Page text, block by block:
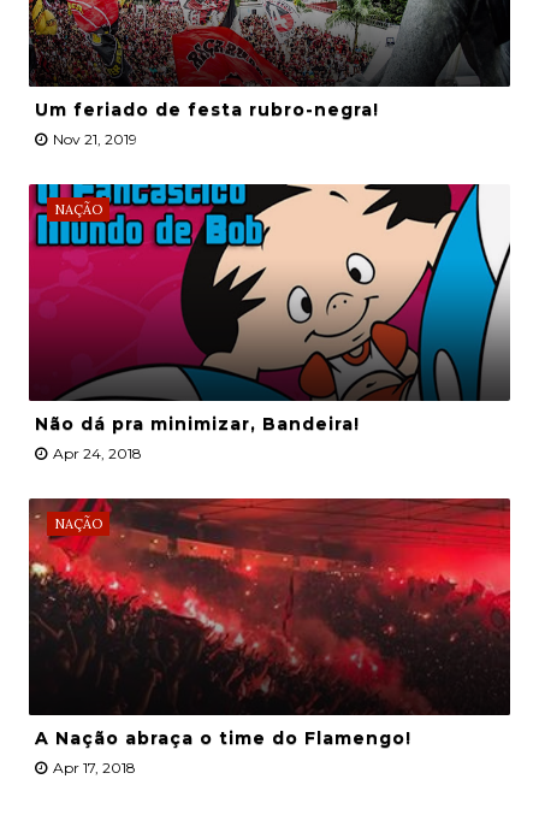
Um feriado de festa rubro-negra!
Nov 21, 2019
NAÇÃO
Não dá pra minimizar, Bandeira!
Apr 24, 2018
NAÇÃO
A Nação abraça o time do Flamengo!
Apr 17, 2018